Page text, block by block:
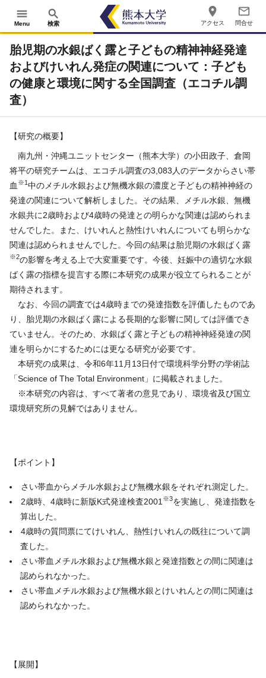
menu
Menu
search
検索
place
アクセス
mail_outline
問合せ
胎児期の水銀ばく露と子どもの精神神経発達
およびけいれん発症の関連について：子ども
の健康と環境に関する全国調査（エコチル調
査）
【研究の概要】
南九州・沖縄ユニットセンター（熊本大学）の小田政子、倉岡
将平の研究チームは、エコチル調査の3,083人のデータからさい帯
血 ※1中のメチル水銀および無機水銀の濃度と子どもの精神神経の
発達の関連について解析しました。その結果、メチル水銀、無機
水銀共に2歳時および4歳時の発達との明らかな関連は認められま
せんでした。また、けいれんと熱性けいれんについても明らかな
関連は認められませんでした。今回の結果は胎児期の水銀ばく露
※2の影響を考える上で大変重要です。今後、妊娠中の適切な水銀
ばく露の指標を提言する際に本研究の成果が役立てられることが
期待されます。
なお、今回の調査では4歳時までの発達指数を評価したものであ
り、胎児期の水銀ばく露による長期的な影響に関しては評価でき
ていません。そのため、水銀ばく露と子どもの精神神経発達の関
連を明らかにするためには更なる研究が必要です。
本研究の成果は、令和6年11月13日付で環境科学分野の学術誌
「Science of The Total Environment」に掲載されました。
※本研究の内容は、すべて著者の意見であり、環境省及び国立
環境研究所の見解ではありません。
【ポイント】
さい帯血からメチル水銀および無機水銀をそれぞれ測定した。
2歳時、4歳時に新版K式発達検査2001 ※3を実施し、発達指数を
算出した。
4歳時の質問票にてけいれん、熱性けいれんの既往について調
査した。
さい帯血メチル水銀および無機水銀と発達指数との間に関連は
認められなかった。
さい帯血メチル水銀および無機水銀とけいれんとの間に関連は
認められなかった。
【展開】